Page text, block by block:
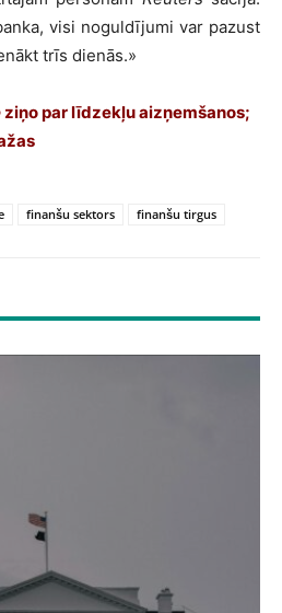
visi noguldījumi var pazust
trīs dienās.»
ziņo par līdzekļu aizņemšanos;
finanšu sektors
finanšu tirgus